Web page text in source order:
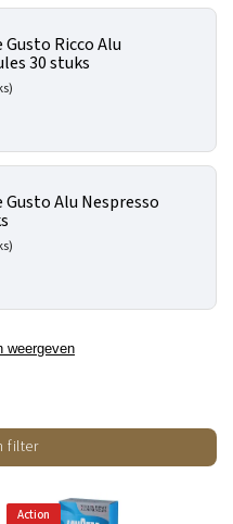
Gusto Ricco Alu
30 stuks
Gusto Alu Nespresso
weergeven
filter
Action